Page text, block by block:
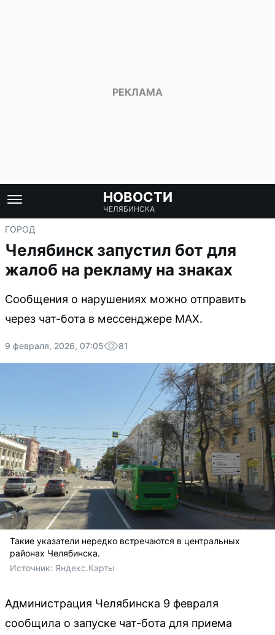
НОВОСТИ
ЧЕЛЯБИНСКА
ГОРОД
Челябинск запустил бот для
жалоб на рекламу на знаках
Сообщения о нарушениях можно отправить
через чат-бота в мессенджере MAX.
9 февраля, 2026, 07:05 81
Такие указатели нередко встречаются в центральных
районах Челябинска.
Источник: Яндекс.Карты
Администрация Челябинска 9 февраля
сообщила о запуске чат-бота для приема